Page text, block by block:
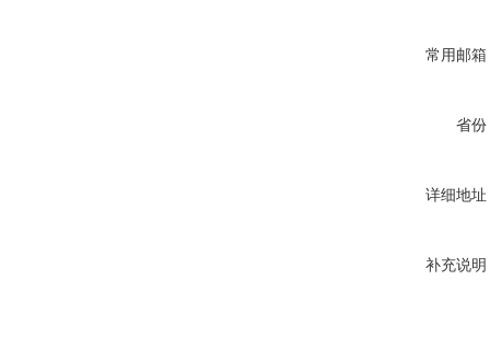
常用邮箱
省份
详细地址
补充说明